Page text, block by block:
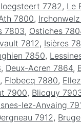
7782, Le
7800, Irchonwelz
7803, Ostiches
7812 , Isières
7850,
, Deux-Acren 7864,
, Flobecq 7880,
7900, Blicquy
lez-Anvaing
7912 ,